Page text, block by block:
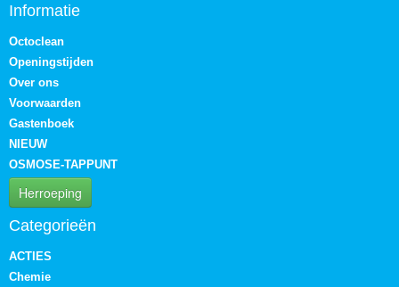
Informatie
Octoclean
Openingstijden
Over ons
Voorwaarden
Gastenboek
NIEUW
OSMOSE-TAPPUNT
Herroeping
Categorieën
ACTIES
Chemie